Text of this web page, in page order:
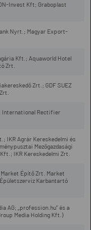
Invest Kft; Graboplast
Nyrt.; Magyar Export-
Kft.; Aquaworld Hotel
Zrt.
Zrt.; GDF SUEZ
International Rectifier
IKR Agrár Kereskedelmi és
Mezőgazdasági
IKR Kereskedelmi Zrt.
Építő Zrt. Market
Karbantartó
AG; „profession.hu” és a
Media Holding Kft.)